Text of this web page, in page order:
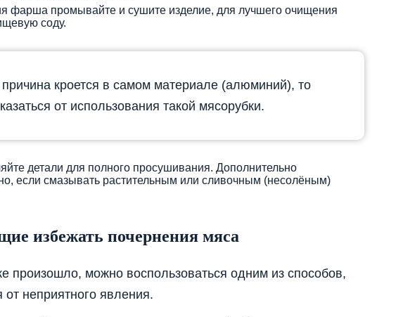
фарша промывайте и сушите изделие, для лучшего очищения
соду.
кроется в самом материале (алюминий), то
от использования такой мясорубки.
детали для полного просушивания. Дополнительно
если смазывать растительным или сливочным (несолёным)
избежать почернения мяса
произошло, можно воспользоваться одним из способов,
неприятного явления.